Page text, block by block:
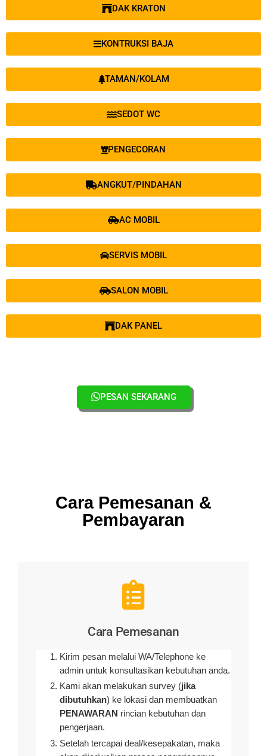
DAK KRATON
KONTRUKSI BAJA
TAMAN/KOLAM
SEDOT WC
PENGECORAN
ANGKUT/PINDAHAN
AC MOBIL
SERVIS MOBIL
SALON MOBIL
DAK PANEL
PESAN SEKARANG
Cara Pemesanan &
Pembayaran
Cara Pemesanan
Kirim pesan melalui WA/Telephone ke
admin untuk konsultasikan kebutuhan anda.
Kami akan melakukan survey (jika
dibutuhkan) ke lokasi dan membuatkan
PENAWARAN rincian kebutuhan dan
pengerjaan.
Setelah tercapai deal/kesepakatan, maka